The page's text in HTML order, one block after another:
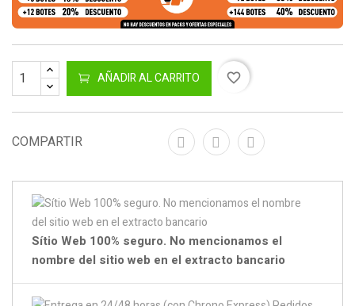
AÑADIR AL CARRITO favorite_border
COMPARTIR
Sítio Web 100% seguro. No mencionamos el
nombre del sitio web en el extracto bancario